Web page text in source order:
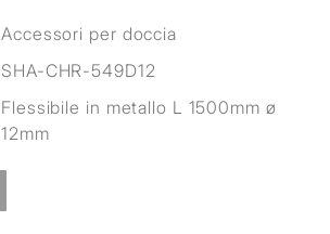
Accessori per doccia
SHA-CHR-549D12
Flessibile in metallo L 1500mm ø
12mm